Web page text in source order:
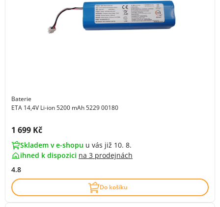
Baterie
ETA 14,4V Li-ion 5200 mAh 5229 00180
Cena s DPH:
1 699 Kč
Skladem v e-shopu u vás již 10. 8.
ihned k dispozici na 3 prodejnách
4.8
Do košíku